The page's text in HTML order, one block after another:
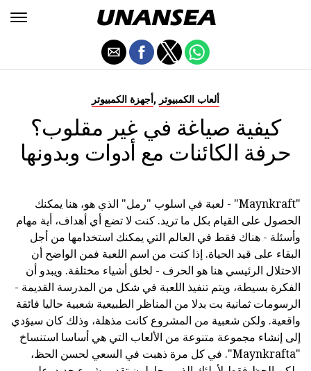
أجهزة الكمبيوتر , ألعاب الكمبيوتر
كيفية صياغة في غير مقلوب؟
حرفة الكائنات مع أدوات وبدونها
"Maynkraft" - لعبة في اسلوب "رمل" الذي هو، هنا يمكنك
الحصول على القيام بكل ما تريد. كنت لا تضع أي أهداف، أية مهام
وأسئلة - هناك فقط في العالم التي يمكنك استخدامها من أجل
البقاء على قيد الحياة. إذا كنت من اسم اللعبة فمن الواضح أن
الاحتلال الرئيسي هنا هو الحرف - لخلق أشياء مختلفة. ويبدو أن
الفكرة بسيطة، ويتم تنفيذ اللعبة في شكل من المدرسة القديمة -
الرسومات ثمانية بت بدلا من المناظر الطبيعية شعبية حاليا فائقة
واقعية. ولكن شعبية من المشروع كانت مذهلة، وذلك كان سيؤدي
إلى إنشاء مجموعة متنوعة من الألعاب التي هي أساسا استنساخ
"Maynkrafta". في كل مرة ذهبت في السعي لحسن الحظ،